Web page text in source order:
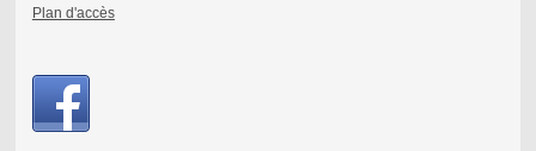
Plan d'accès